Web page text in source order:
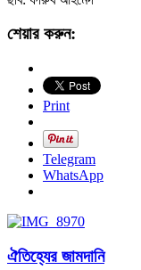
শেয়ার করুন:
Print
Telegram
WhatsApp
ঐতিহ্যের জামদানি